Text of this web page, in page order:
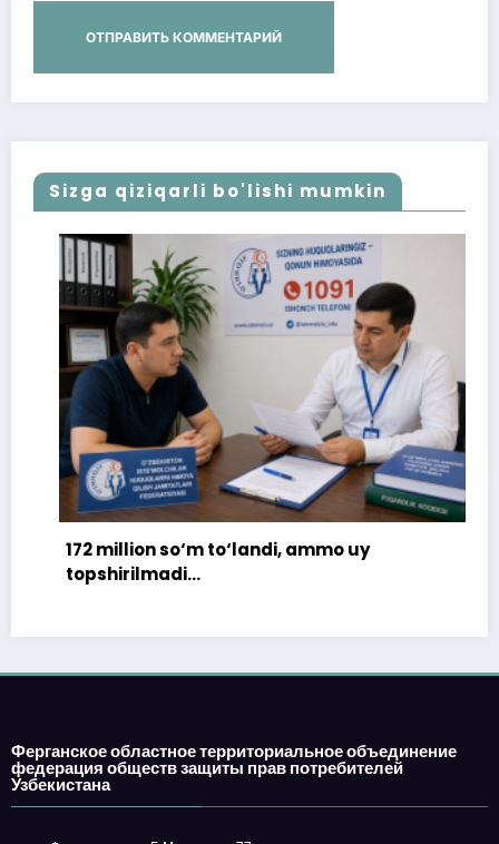
Sizga qiziqarli bo'lishi mumkin
172 million so‘m to‘landi, ammo uy
topshirilmadi…
Ферганское областное территориальное объединение
федерация обществ защиты прав потребителей
Узбекистана